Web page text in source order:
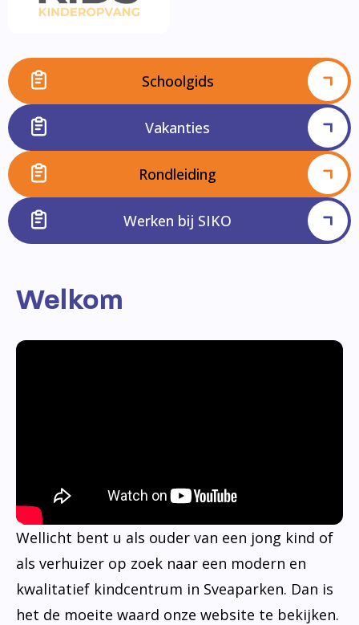
Schoolgids
Vakanties
Rondleiding
Werken bij SIKO
Welkom
Wellicht bent u als ouder van een jong kind of
als verhuizer op zoek naar een modern en
kwalitatief kindcentrum in Sveaparken. Dan is
het de moeite waard onze website te bekijken.